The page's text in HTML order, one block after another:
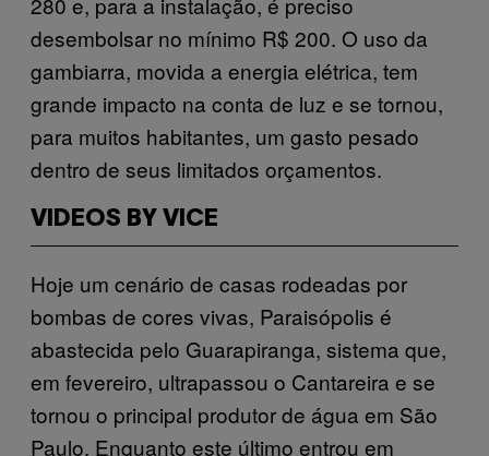
desembolsar no mínimo R$ 200. O uso da
gambiarra, movida a energia elétrica, tem
grande impacto na conta de luz e se tornou,
para muitos habitantes, um gasto pesado
dentro de seus limitados orçamentos.
VIDEOS BY VICE
Hoje um cenário de casas rodeadas por
bombas de cores vivas, Paraisópolis é
abastecida pelo Guarapiranga, sistema que,
em fevereiro, ultrapassou o Cantareira e se
tornou o principal produtor de água em São
Paulo. Enquanto este último entrou em